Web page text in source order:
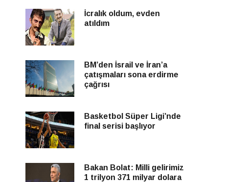
İcralık oldum, evden
atıldım
BM’den İsrail ve İran’a
çatışmaları sona erdirme
çağrısı
Basketbol Süper Ligi’nde
final serisi başlıyor
Bakan Bolat: Milli gelirimiz
1 trilyon 371 milyar dolara